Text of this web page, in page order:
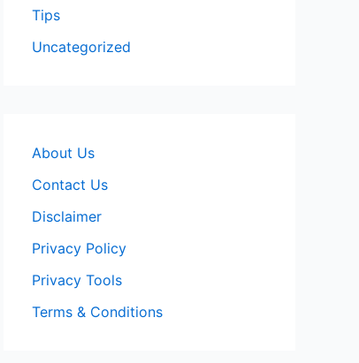
Tips
Uncategorized
About Us
Contact Us
Disclaimer
Privacy Policy
Privacy Tools
Terms & Conditions